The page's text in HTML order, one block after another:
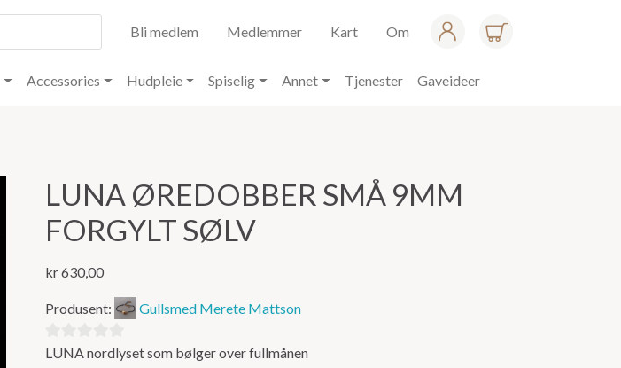
Bli medlem Medlemmer Kart Om
Accessories Hudpleie Spiselig Annet Tjenester Gaveideer
LUNA ØREDOBBER SMÅ 9MM
FORGYLT SØLV
kr630,00
Produsent: Gullsmed Merete Mattson
0LUNA nordlyset som bølger over fullmånen